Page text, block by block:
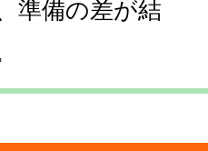
準備の差が結